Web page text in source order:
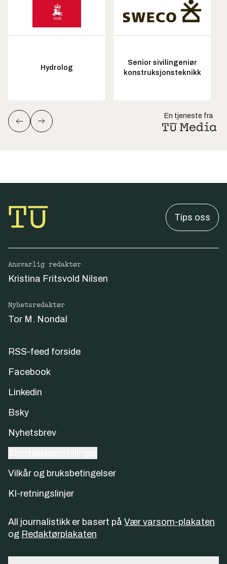
Hydrolog
Senior sivilingeniør
konstruksjonsteknikk
En tjeneste fra
Tips oss
Ansvarlig redaktør
Kristina Fritsvold Nilsen
Nyhetsredaktør
Tor M. Nondal
RSS-feed forside
Facebook
Linkedin
Bsky
Nyhetsbrev
Vilkår og bruksbetingelser
KI-retningslinjer
All journalistikk er basert på Vær varsom-plakaten
og Redaktørplakaten